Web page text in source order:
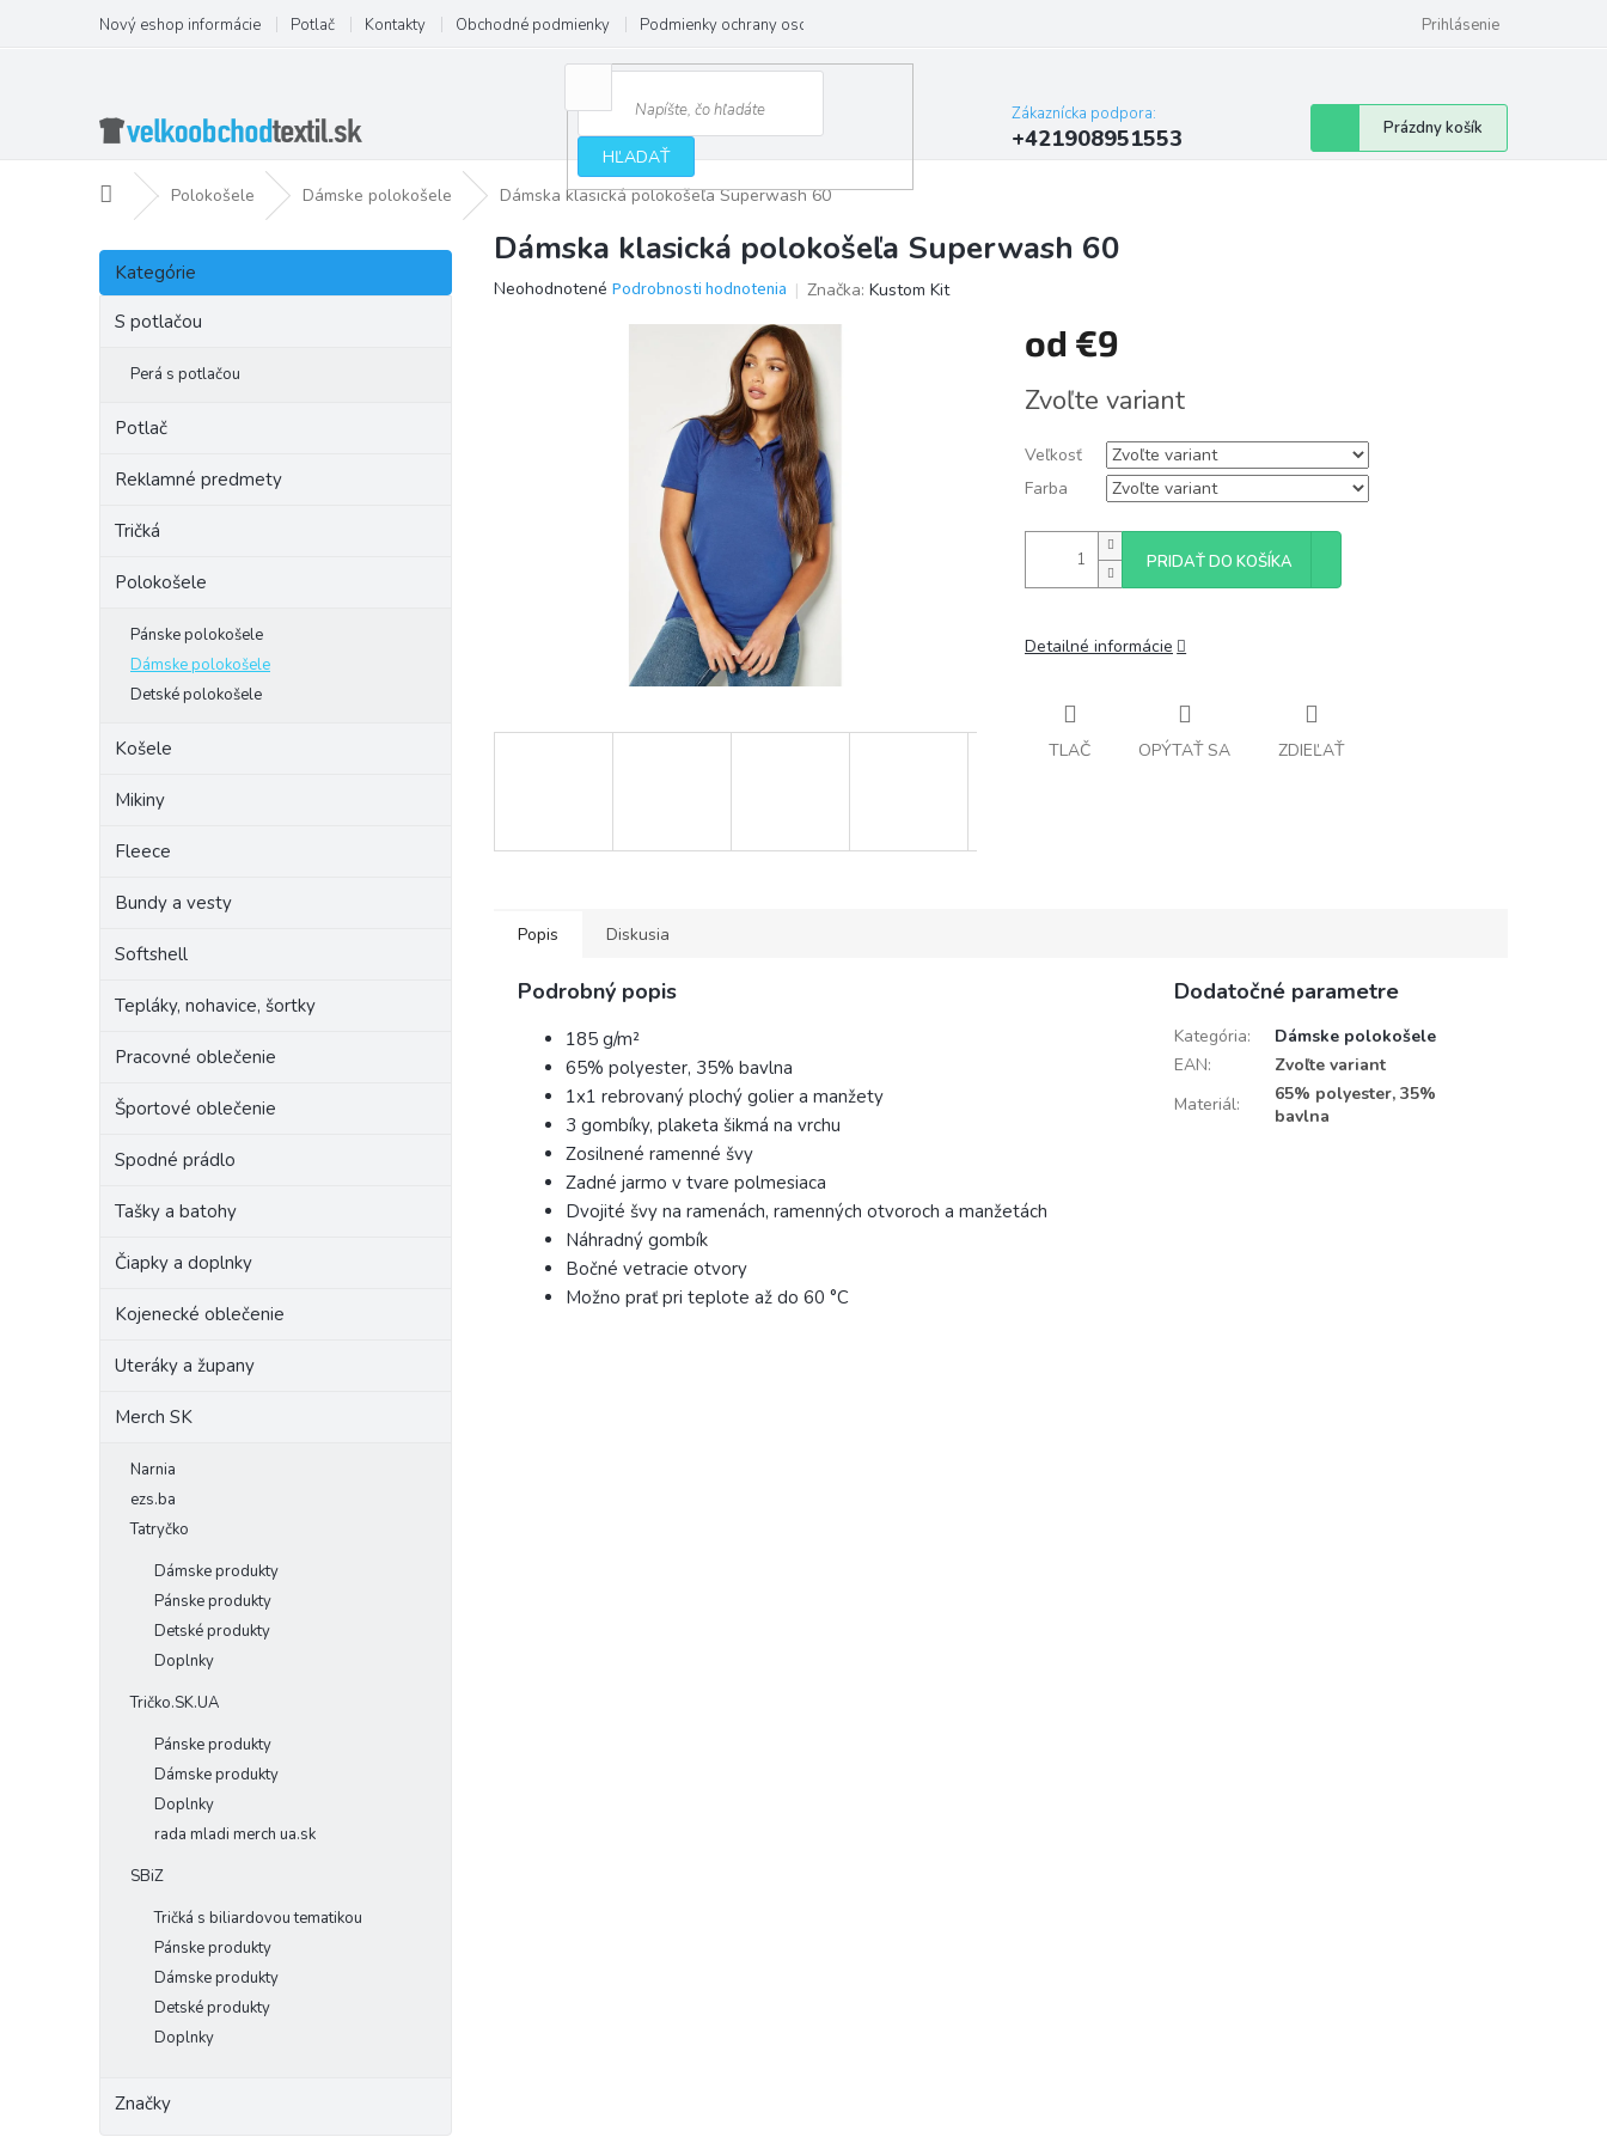
obsah
Nový eshop informácie Potlač Kontakty Obchodné podmienky Podmienky ochrany osobných údajov Prihlásenie
HĽADAŤ
Zákaznícka podpora:
+421908951553
Nákupný
košík
Prázdny košík
DomovPolokošele Dámske polokošele Dámska klasická polokošeľa Superwash 60
B
č
Preskočiť
kategórie
Kategórie
S potlačou
Perá s potlačou
Potlač
Reklamné predmety
Tričká
Polokošele
Pánske polokošele
Dámske polokošele
Detské polokošele
Košele
Mikiny
Fleece
Bundy a vesty
Softshell
Tepláky, nohavice, šortky
Pracovné oblečenie
Športové oblečenie
Spodné prádlo
Tašky a batohy
Čiapky a doplnky
Kojenecké oblečenie
Uteráky a župany
Merch SK
Narnia
ezs.ba
Tatryčko
Dámske produkty
Pánske produkty
Detské produkty
Doplnky
Tričko.SK.UA
Pánske produkty
Dámske produkty
Doplnky
rada mladi merch ua.sk
SBiZ
Tričká s biliardovou tematikou
Pánske produkty
Dámske produkty
Detské produkty
Doplnky
Značky
Dámska klasická polokošeľa Superwash 60
Priemerné
Neohodnotené Podrobnosti hodnotenia Značka: Kustom Kit
od €9
cena:
Zvoľte variant
Veľkosť
Farba
PRIDAŤ DO KOŠÍKA
Detailné informácie
TLAČ OPÝTAŤ SA ZDIEĽAŤ
Popis Diskusia
Podrobný popis
185 g/m²
65% polyester, 35% bavlna
1x1 rebrovaný plochý golier a manžety
3 gombíky, plaketa šikmá na vrchu
Zosilnené ramenné švy
Zadné jarmo v tvare polmesiaca
Dvojité švy na ramenách, ramenných otvoroch a manžetách
Náhradný gombík
Bočné vetracie otvory
Možno prať pri teplote až do 60 °C
Dodatočné parametre
Kategória:
Dámske polokošele
EAN:
Zvoľte variant
Materiál:
65% polyester, 35%
bavlna